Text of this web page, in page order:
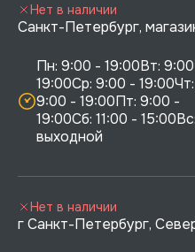
Санкт-Петербург,
Пн: 9:00 - 19:00Вт:
19:00Ср: 9:00 - 19:00Чт:
9:00 - 19:00Пт: 9:00 -
19:00Сб: 11:00 - 15:00Вс:
выходной
Нет в наличии
г Санкт-Петербург,
Нет в наличии